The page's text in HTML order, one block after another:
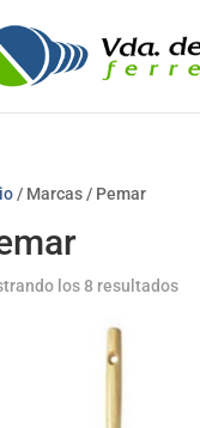
/ Marcas / Pemar
los 8 resultados